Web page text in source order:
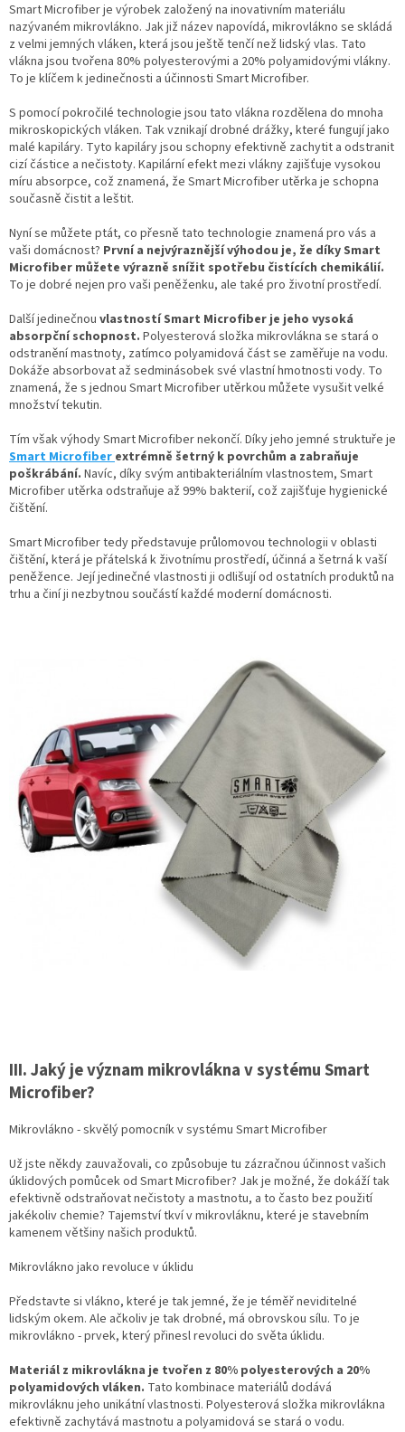
Smart Microfiber je výrobek založený na inovativním materiálu
nazývaném mikrovlákno. Jak již název napovídá, mikrovlákno se skládá
z velmi jemných vláken, která jsou ještě tenčí než lidský vlas. Tato
vlákna jsou tvořena 80% polyesterovými a 20% polyamidovými vlákny.
To je klíčem k jedinečnosti a účinnosti Smart Microfiber.
S pomocí pokročilé technologie jsou tato vlákna rozdělena do mnoha
mikroskopických vláken. Tak vznikají drobné drážky, které fungují jako
malé kapiláry. Tyto kapiláry jsou schopny efektivně zachytit a odstranit
cizí částice a nečistoty. Kapilární efekt mezi vlákny zajišťuje vysokou
míru absorpce, což znamená, že Smart Microfiber utěrka je schopna
současně čistit a leštit.
Nyní se můžete ptát, co přesně tato technologie znamená pro vás a
vaši domácnost? První a nejvýraznější výhodou je, že díky Smart
Microfiber můžete výrazně snížit spotřebu čistících chemikálií.
To je dobré nejen pro vaši peněženku, ale také pro životní prostředí.
Další jedinečnou vlastnostíSmart Microfiber je jeho vysoká
absorpční schopnost. Polyesterová složka mikrovlákna se stará o
odstranění mastnoty, zatímco polyamidová část se zaměřuje na vodu.
Dokáže absorbovat až sedminásobek své vlastní hmotnosti vody. To
znamená, že s jednou Smart Microfiber utěrkou můžete vysušit velké
množství tekutin.
Tím však výhody Smart Microfiber nekončí. Díky jeho jemné struktuře je
Smart Microfiberextrémně šetrný k povrchům a zabraňuje
poškrábání. Navíc, díky svým antibakteriálním vlastnostem, Smart
Microfiber utěrka odstraňuje až 99% bakterií, což zajišťuje hygienické
čištění.
Smart Microfiber tedy představuje průlomovou technologii v oblasti
čištění, která je přátelská k životnímu prostředí, účinná a šetrná k vaší
peněžence. Její jedinečné vlastnosti ji odlišují od ostatních produktů na
trhu a činí ji nezbytnou součástí každé moderní domácnosti.
III. Jaký je význam mikrovlákna v systému Smart
Microfiber?
Mikrovlákno - skvělý pomocník v systému Smart Microfiber
Už jste někdy zauvažovali, co způsobuje tu zázračnou účinnost vašich
úklidových pomůcek od Smart Microfiber? Jak je možné, že dokáží tak
efektivně odstraňovat nečistoty a mastnotu, a to často bez použití
jakékoliv chemie? Tajemství tkví v mikrovláknu, které je stavebním
kamenem většiny našich produktů.
Mikrovlákno jako revoluce v úklidu
Představte si vlákno, které je tak jemné, že je téměř neviditelné
lidským okem. Ale ačkoliv je tak drobné, má obrovskou sílu. To je
mikrovlákno - prvek, který přinesl revoluci do světa úklidu.
Materiál z mikrovlákna je tvořen z 80% polyesterových a 20%
polyamidových vláken. Tato kombinace materiálů dodává
mikrovláknu jeho unikátní vlastnosti. Polyesterová složka mikrovlákna
efektivně zachytává mastnotu a polyamidová se stará o vodu.